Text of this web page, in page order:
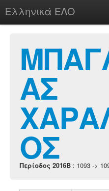
Ελληνικά ΕΛΟ
chesstu.be @ discord
LoginΑΣ
ΟΣ
Περίοδος 2016B : 1093 ->